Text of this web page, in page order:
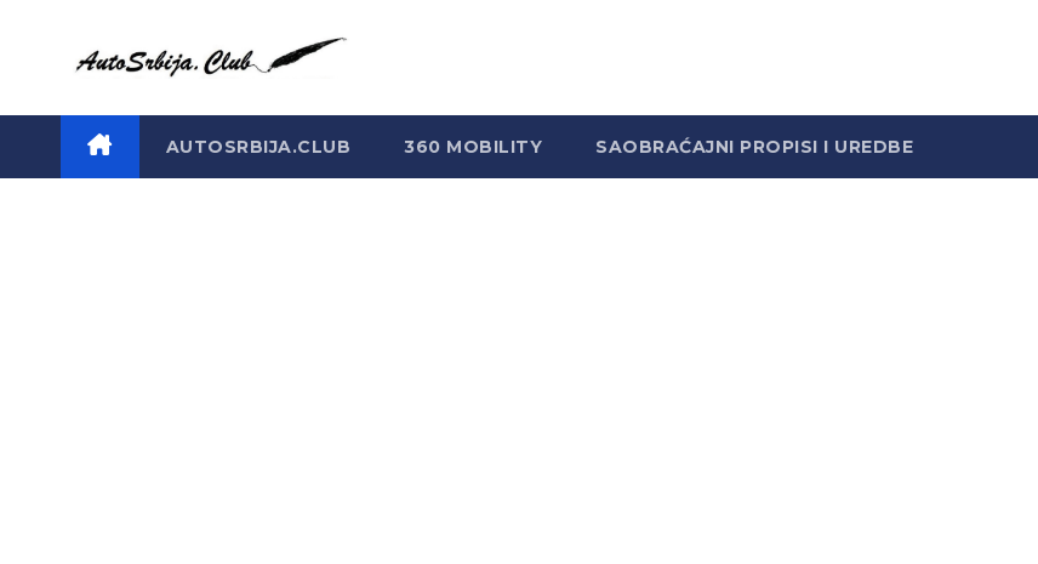
AUTOSRBIJA.CLUB 360 MOBILITY SAOBRAĆAJNI PROPISI I UREDBE